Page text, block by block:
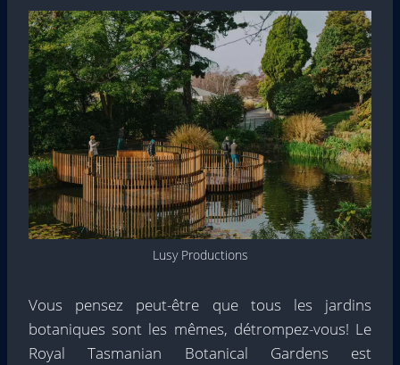
Lusy Productions
Vous pensez peut-être que tous les jardins
botaniques sont les mêmes, détrompez-vous! Le
Royal Tasmanian Botanical Gardens est